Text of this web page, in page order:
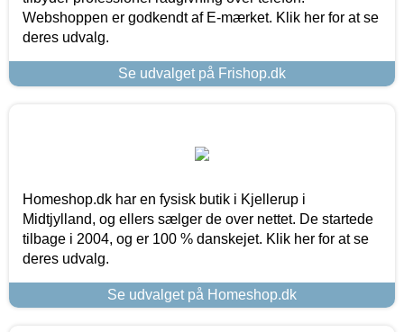
Webshoppen er godkendt af E-mærket. Klik her for at se
deres udvalg.
Se udvalget på Frishop.dk
Homeshop.dk har en fysisk butik i Kjellerup i
Midtjylland, og ellers sælger de over nettet. De startede
tilbage i 2004, og er 100 % danskejet. Klik her for at se
deres udvalg.
Se udvalget på Homeshop.dk